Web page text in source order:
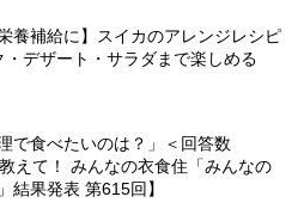
養補給に】スイカのアレンジレシピ
・デザート・サラダまで楽しめる
で食べたいのは？」＜回答数
えて！ みんなの衣食住「みんなの
結果発表 第615回】